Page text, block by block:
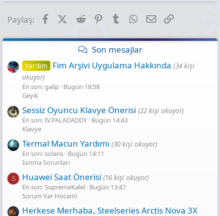
Paylaş: FacebookX (Twitter)
Reddit PinterestTumblr WhatsApp
E-posta
Son mesajlar
Yardım Fim Arşivi Uygulama Hakkında (34 kişi
okuyor)
En son: galip Bugün 18:58
Geyik
Sessiz Oyuncu Klavye Önerisi (22 kişi okuyor)
En son: IV.PALADADDY Bugün 14:43
Klavye
Termal Macun Yardımı (30 kişi okuyor)
En son: solaris Bugün 14:11
Isınma Sorunları
S Huawei Saat Önerisi (16 kişi okuyor)
En son: SupremeKalel Bugün 13:47
Sorum Var Hocam!
Herkese Merhaba, Steelseries Arctis Nova 3X